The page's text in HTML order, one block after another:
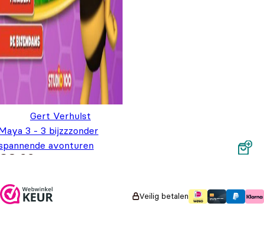
Gert Verhulst
3 - 3 bijzzzonder
avonturen
8,99
Veilig betalen